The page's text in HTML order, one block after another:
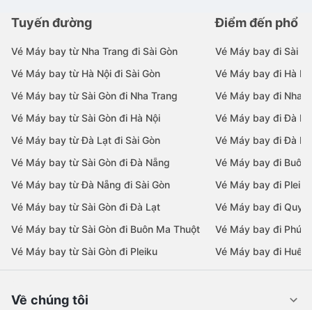
Tuyến đường
Vé Máy bay từ Nha Trang đi Sài Gòn
Vé Máy bay từ Hà Nội đi Sài Gòn
Vé Máy bay từ Sài Gòn đi Nha Trang
Vé Máy bay từ Sài Gòn đi Hà Nội
Vé Máy bay từ Đà Lạt đi Sài Gòn
Vé Máy bay từ Sài Gòn đi Đà Nẵng
Vé Máy bay từ Đà Nẵng đi Sài Gòn
Vé Máy bay từ Sài Gòn đi Đà Lạt
Vé Máy bay từ Sài Gòn đi Buôn Ma Thuột
Vé Máy bay từ Sài Gòn đi Pleiku
Điểm đến phổ
Vé Máy bay đi Sài
Vé Máy bay đi Hà
Vé Máy bay đi Nha
Vé Máy bay đi Đà
Vé Máy bay đi Đà
Vé Máy bay đi Buôn
Vé Máy bay đi Pleiku
Vé Máy bay đi Quy
Vé Máy bay đi Phú
Vé Máy bay đi Huế
Về chúng tôi